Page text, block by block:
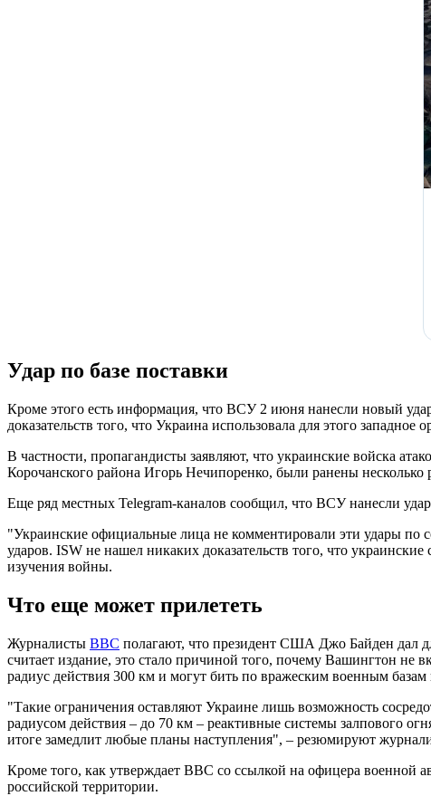
Удар по базе поставки
Кроме этого есть информация, что ВСУ 2 июня нанесли новый
доказательств того, что Украина использовала для этого
В частности, пропагандисты заявляют, что украинские войска
Корочанского района Игорь Нечипоренко, были ранены
Еще ряд местных Telegram-каналов сообщил, что ВСУ нанесли
"Украинские официальные лица не комментировали эти удары по
ударов. ISW не нашел никаких доказательств того, что
изучения войны.
Что еще может прилететь
Журналисты BBC полагают, что президент США Джо Байден дал
считает издание, это стало причиной того, почему Вашингтон не
радиус действия 300 км и могут бить по вражеским военным базам
"Такие ограничения оставляют Украине лишь возможность
радиусом действия – до 70 км – реактивные системы залпового
итоге замедлит любые планы наступления", – резюмируют
Кроме того, как утверждает BBC со ссылкой на офицера военной
российской территории.